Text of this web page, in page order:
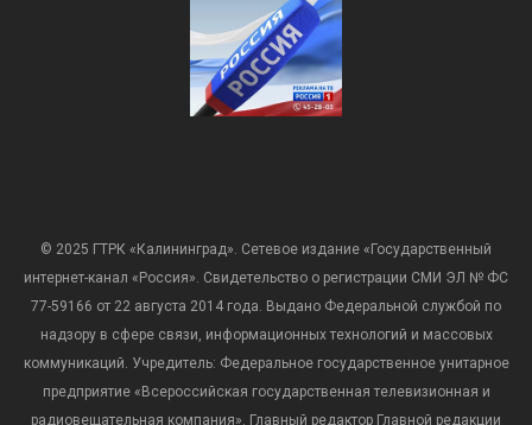
© 2025 ГТРК «Калининград». Сетевое издание «Государственный
интернет-канал «Россия». Свидетельство о регистрации СМИ ЭЛ № ФС
77-59166 от 22 августа 2014 года. Выдано Федеральной службой по
надзору в сфере связи, информационных технологий и массовых
коммуникаций. Учредитель: Федеральное государственное унитарное
предприятие «Всероссийская государственная телевизионная и
радиовещательная компания». Главный редактор Главной редакции